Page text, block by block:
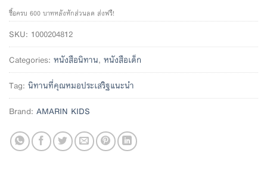
ซื้อครบ 600 บาทหลังหักส่วนลด ส่งฟรี!
SKU: 1000204812
Categories: หนังสือนิทาน, หนังสือเด็ก
Tag: นิทานที่คุณหมอประเสริฐแนะนำ
Brand: AMARIN KIDS